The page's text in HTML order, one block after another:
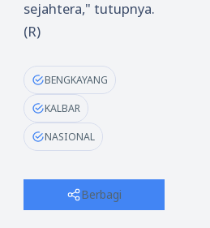
sejahtera," tutupnya.
(R)
BENGKAYANG
KALBAR
NASIONAL
Berbagi